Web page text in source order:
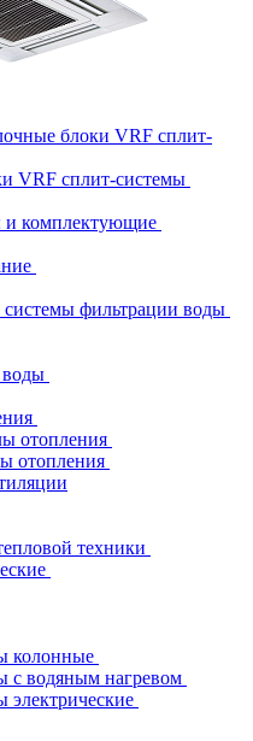
блоки VRF сплит-
VRF сплит-системы
и комплектующие
фильтрации воды
отопления
отопления
техники
колонные
с водяным нагревом
электрические